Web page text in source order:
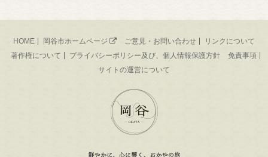
HOME 岡谷市ホームページ ご意見・お問い合わせ
リンクについて
著作権について
プライバシーポリシー及び、個人情報保護方針
免責事項
サイトの運営について